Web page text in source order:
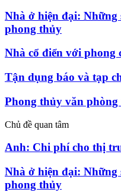
Nhà ở hiện đại: Những
phong thủy
Nhà cổ điển với phong
Tận dụng báo và tạp
Phong thủy văn phòng
Chủ đề quan tâm
Anh: Chi phí cho thị
Nhà ở hiện đại: Những
phong thủy